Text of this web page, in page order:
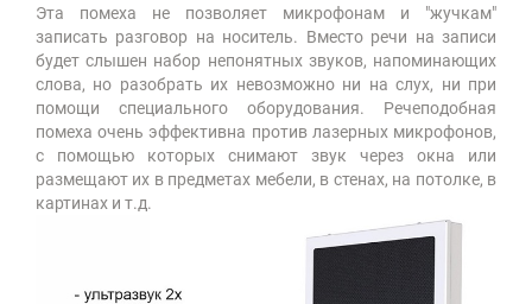
Эта помеха не позволяет микрофонам и "жучкам"
записать разговор на носитель. Вместо речи на записи
будет слышен набор непонятных звуков, напоминающих
слова, но разобрать их невозможно ни на слух, ни при
помощи специального оборудования. Речеподобная
помеха очень эффективна против лазерных микрофонов,
с помощью которых снимают звук через окна или
размещают их в предметах мебели, в стенах, на потолке, в
картинах и т.д.